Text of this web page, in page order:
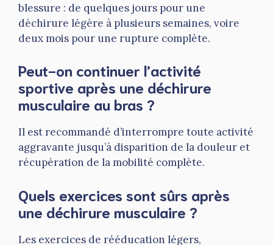
blessure : de quelques jours pour une
déchirure légère à plusieurs semaines, voire
deux mois pour une rupture complète.
Peut-on continuer l’activité
sportive après une déchirure
musculaire au bras ?
Il est recommandé d’interrompre toute activité
aggravante jusqu’à disparition de la douleur et
récupération de la mobilité complète.
Quels exercices sont sûrs après
une déchirure musculaire ?
Les exercices de rééducation légers,